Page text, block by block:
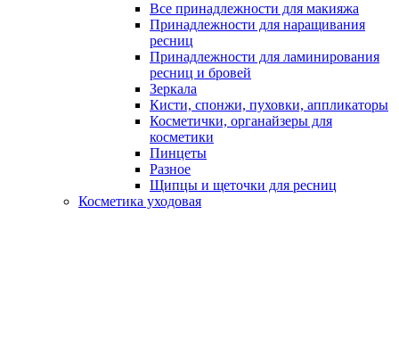
Все принадлежности для макияжа
Принадлежности для наращивания
ресниц
Принадлежности для ламинирования
ресниц и бровей
Зеркала
Кисти, спонжи, пуховки, аппликаторы
Косметички, органайзеры для
косметики
Пинцеты
Разное
Щипцы и щеточки для ресниц
Косметика уходовая